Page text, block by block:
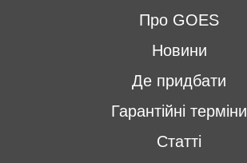
Про GOES
Новини
Де придбати
Гарантійні терміни
Статті